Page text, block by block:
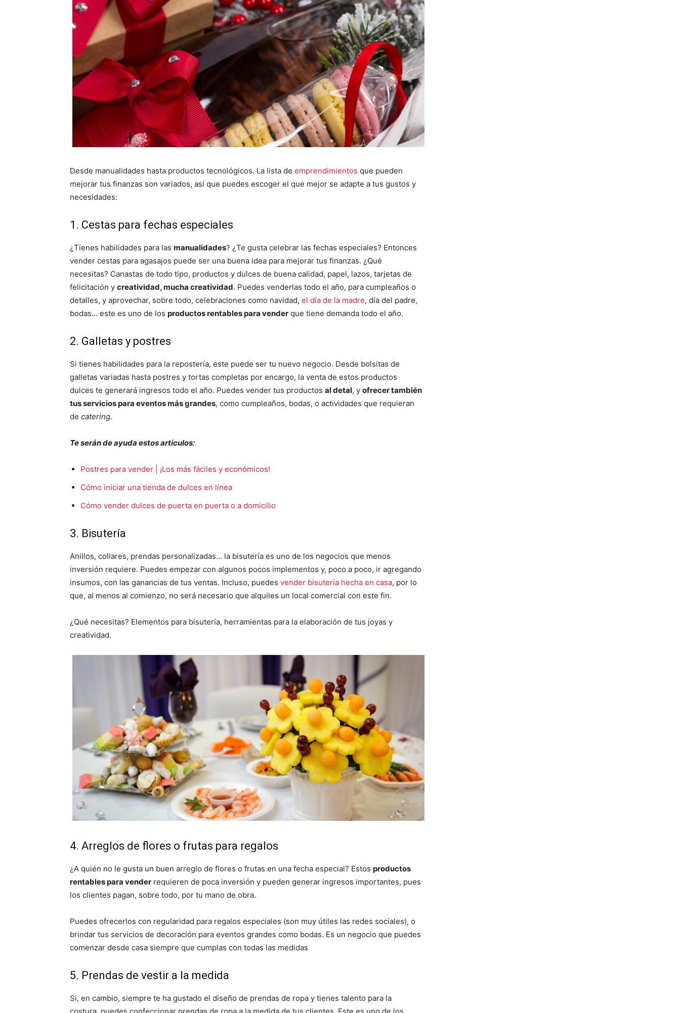
Desde manualidades hasta productos tecnológicos. La lista de emprendimientos que pueden
mejorar tus finanzas son variados, así que puedes escoger el que mejor se adapte a tus gustos y
necesidades:
1. Cestas para fechas especiales
¿Tienes habilidades para las manualidades? ¿Te gusta celebrar las fechas especiales? Entonces
vender cestas para agasajos puede ser una buena idea para mejorar tus finanzas. ¿Qué
necesitas? Canastas de todo tipo, productos y dulces de buena calidad, papel, lazos, tarjetas de
felicitación y creatividad, mucha creatividad. Puedes venderlas todo el año, para cumpleaños o
detalles, y aprovechar, sobre todo, celebraciones como navidad, el día de la madre, día del padre,
bodas… este es uno de los productos rentables para vender que tiene demanda todo el año.
2. Galletas y postres
Si tienes habilidades para la repostería, este puede ser tu nuevo negocio. Desde bolsitas de
galletas variadas hasta postres y tortas completas por encargo, la venta de estos productos
dulces te generará ingresos todo el año. Puedes vender tus productos al detal, y ofrecer también
tus servicios para eventos más grandes, como cumpleaños, bodas, o actividades que requieran
de catering.
Te serán de ayuda estos artículos:
Postres para vender | ¡Los más fáciles y económicos!
Cómo iniciar una tienda de dulces en línea
Cómo vender dulces de puerta en puerta o a domicilio
3. Bisutería
Anillos, collares, prendas personalizadas… la bisutería es uno de los negocios que menos
inversión requiere. Puedes empezar con algunos pocos implementos y, poco a poco, ir agregando
insumos, con las ganancias de tus ventas. Incluso, puedes vender bisutería hecha en casa, por lo
que, al menos al comienzo, no será necesario que alquiles un local comercial con este fin.
¿Qué necesitas? Elementos para bisutería, herramientas para la elaboración de tus joyas y
creatividad.
4. Arreglos de flores o frutas para regalos
¿A quién no le gusta un buen arreglo de flores o frutas en una fecha especial? Estos productos
rentables para vender requieren de poca inversión y pueden generar ingresos importantes, pues
los clientes pagan, sobre todo, por tu mano de obra.
Puedes ofrecerlos con regularidad para regalos especiales (son muy útiles las redes sociales), o
brindar tus servicios de decoración para eventos grandes como bodas. Es un negocio que puedes
comenzar desde casa siempre que cumplas con todas las medidas
5. Prendas de vestir a la medida
Si, en cambio, siempre te ha gustado el diseño de prendas de ropa y tienes talento para la